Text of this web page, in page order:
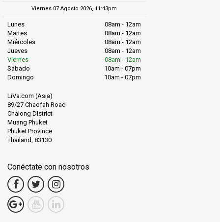
Viernes 07 Agosto 2026, 11:43pm
Lunes
08am - 12am
Martes
08am - 12am
Miércoles
08am - 12am
Jueves
08am - 12am
Viernes
08am - 12am
Sábado
10am - 07pm
Domingo
10am - 07pm
LiVa.com (Asia)
89/27 Chaofah Road
Chalong District
Muang Phuket
Phuket Province
Thailand, 83130
Conéctate con nosotros